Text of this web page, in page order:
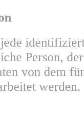
Person,
von dem
werden.